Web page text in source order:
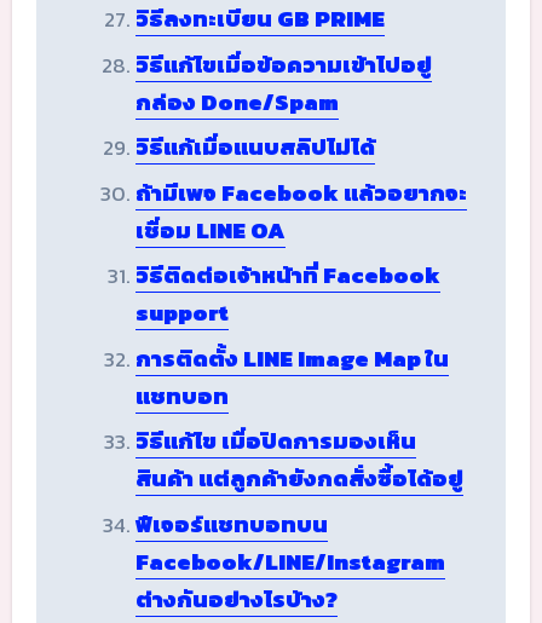
วิธีลงทะเบียน GB PRIME
วิธีแก้ไขเมื่อข้อความเข้าไปอยู่
กล่อง Done/Spam
วิธีแก้เมื่อแนบสลิปไม่ได้
ถ้ามีเพจ Facebook แล้วอยากจะ
เชื่อม LINE OA
วิธีติดต่อเจ้าหน้าที่ Facebook
support
การติดตั้ง LINE Image Map ใน
แชทบอท
วิธีแก้ไข เมื่อปิดการมองเห็น
สินค้า แต่ลูกค้ายังกดสั่งซื้อได้อยู่
ฟีเจอร์แชทบอทบน
Facebook/LINE/Instagram
ต่างกันอย่างไรบ้าง?